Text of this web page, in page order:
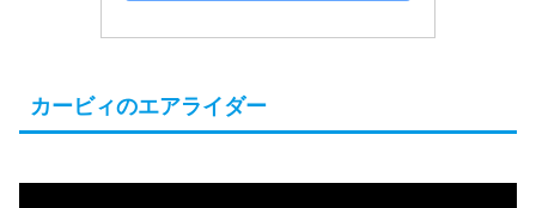
カービィのエアライダー